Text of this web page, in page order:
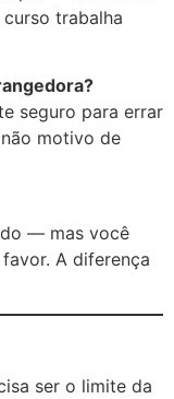
trabalha
seguro para errar
motivo de
— mas você
A diferença
ser o limite da